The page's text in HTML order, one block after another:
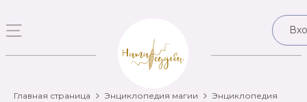
Главная страница Энциклопедия магии
Энциклопедия